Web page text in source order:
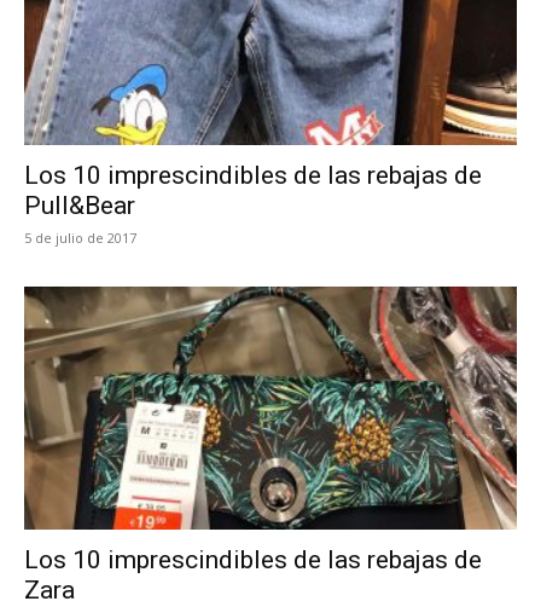
Los 10 imprescindibles de las rebajas de
Pull&Bear
5 de julio de 2017
Los 10 imprescindibles de las rebajas de
Zara